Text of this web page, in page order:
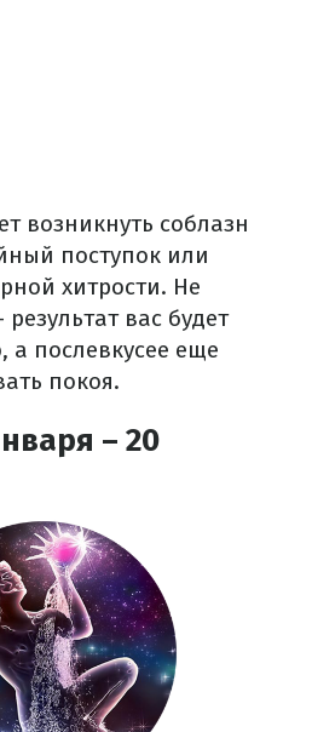
возникнуть соблазн
поступок или
хитрости. Не
вас будет
а послевкусее еще
покоя.
– 20